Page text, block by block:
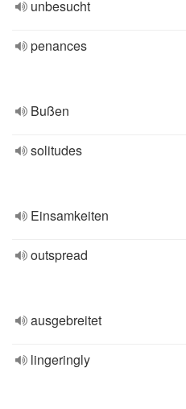
unbesucht
penances
Bußen
solitudes
Einsamkeiten
outspread
ausgebreitet
lingeringly